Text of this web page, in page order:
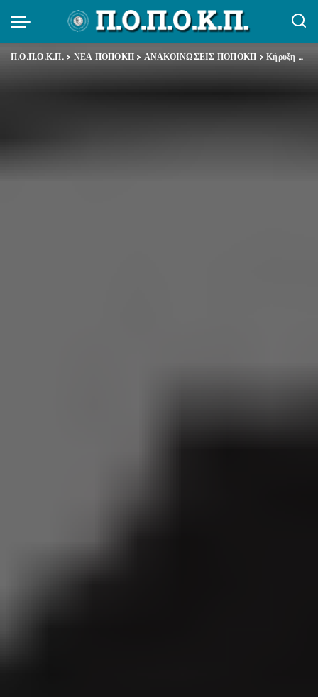
Π.Ο.Π.Ο.Κ.Π.> ΝΕΑ ΠΟΠΟΚΠ > ΑΝΑΚΟΙΝΩΣΕΙΣ ΠΟΠΟΚΠ >Κήρυξη Στάσης Εργασίας στις 14.12.2012 για τους νομούς Αχαΐας, Ηλείας, Αιτωλ/νίας